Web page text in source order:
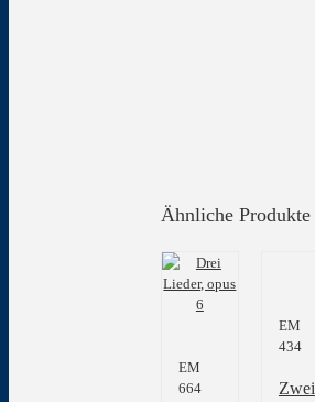
Ähnliche Produkte
EM
664
EM
434
Zwei